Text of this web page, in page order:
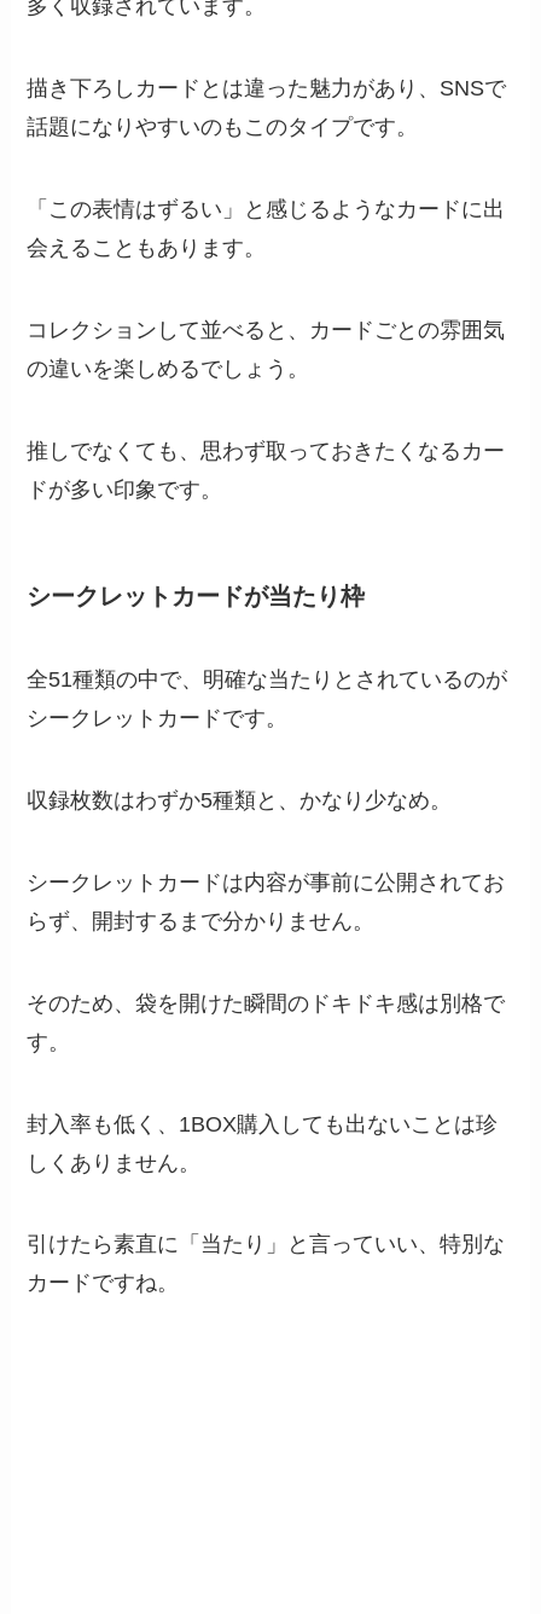
多く収録されています。
描き下ろしカードとは違った魅力があり、SNSで
話題になりやすいのもこのタイプです。
「この表情はずるい」と感じるようなカードに出
会えることもあります。
コレクションして並べると、カードごとの雰囲気
の違いを楽しめるでしょう。
推しでなくても、思わず取っておきたくなるカー
ドが多い印象です。
シークレットカードが当たり枠
全51種類の中で、明確な当たりとされているのが
シークレットカードです。
収録枚数はわずか5種類と、かなり少なめ。
シークレットカードは内容が事前に公開されてお
らず、開封するまで分かりません。
そのため、袋を開けた瞬間のドキドキ感は別格で
す。
封入率も低く、1BOX購入しても出ないことは珍
しくありません。
引けたら素直に「当たり」と言っていい、特別な
カードですね。